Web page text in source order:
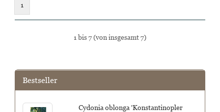
1
1 bis7(von insgesamt7)
Bestseller
Cydonia oblonga 'Konstantinopler